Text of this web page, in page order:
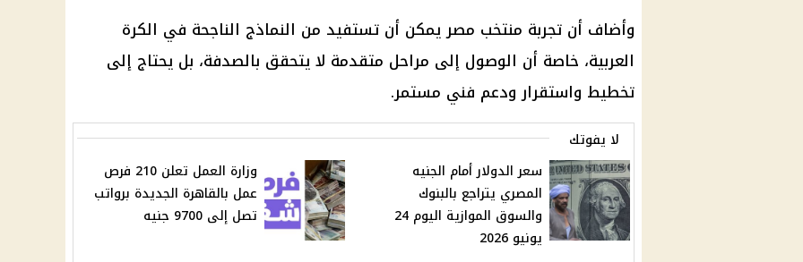
وأضاف أن تجربة منتخب مصر يمكن أن تستفيد من النماذج الناجحة في الكرة
العربية، خاصة أن الوصول إلى مراحل متقدمة لا يتحقق بالصدفة، بل يحتاج إلى
تخطيط واستقرار ودعم فني مستمر.
لا يفوتك
سعر الدولار أمام الجنيه
المصري يتراجع بالبنوك
والسوق الموازية اليوم 24
يونيو 2026
وزارة العمل تعلن 210 فرص
عمل بالقاهرة الجديدة برواتب
تصل إلى 9700 جنيه